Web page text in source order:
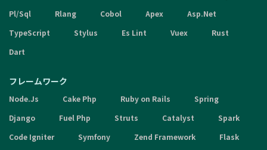
Pl/Sql
Rlang Cobol Apex
Asp.Net
TypeScript
Stylus Es Lint Vuex
Rust
Dart
フレームワーク
Node.Js Cake Php Ruby on Rails
Spring
Django
Fuel Php Struts Catalyst
Spark
Code Igniter
Symfony Zend Framework
Flask